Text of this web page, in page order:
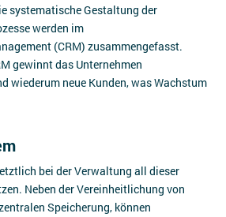
systematische Gestaltung der
werden im
(CRM) zusammengefasst.
gewinnt das Unternehmen
wiederum neue Kunden, was Wachstum
bei der Verwaltung all dieser
Neben der Vereinheitlichung von
Speicherung, können